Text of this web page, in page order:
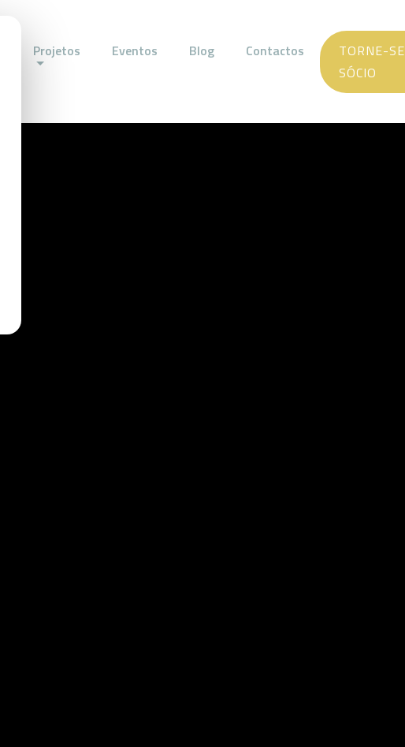
Projetos Eventos Blog Contactos
TORNE-SE
SÓCIO